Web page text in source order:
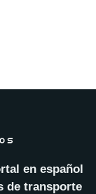
en español
de transporte